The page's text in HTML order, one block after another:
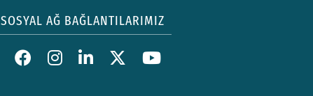
SOSYAL AĞ BAĞLANTILARIMIZ